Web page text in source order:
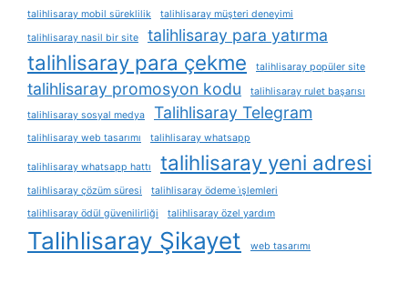
talihlisaray mobil süreklilik
talihlisaray müşteri deneyimi
talihlisaray nasil bir site
talihlisaray para yatırma
talihlisaray para çekme talihlisaray popüler site
talihlisaray promosyon kodu
talihlisaray rulet başarısı
talihlisaray sosyal medya
Talihlisaray Telegram
talihlisaray web tasarımı talihlisaray whatsapp
talihlisaray whatsapp hattı talihlisaray yeni adresi
talihlisaray çözüm süresi
talihlisaray ödeme i̇şlemleri
talihlisaray ödül güvenilirliği
talihlisaray özel yardım
Talihlisaray Şikayet web tasarımı